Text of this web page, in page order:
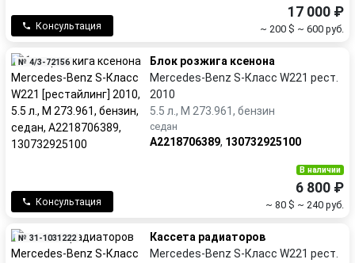
Консультация
17 000 ₽
~ 200 $ ~ 600 руб.
№ 4/3-72156
Блок розжига ксенона
Mercedes-Benz S-Класс W221 рест.
2010
5.5 л., M 273.961, бензин
седан
A2218706389, 130732925100
Консультация
В наличии
6 800 ₽
~ 80 $ ~ 240 руб.
№ 31-1031222
Кассета радиаторов
Mercedes-Benz S-Класс W221 рест.